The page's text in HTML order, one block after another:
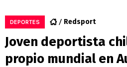
DEPORTES Redsport
Joven deportista
propio mundial en